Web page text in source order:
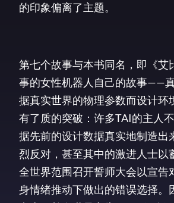
的印象偏离了主题。
第七个故事与本书同名，即《
事的女性机器人自己的故事——
据真实世界的物理参数而设计
有了质的突破：许多TAI的主人
据先前的设计数据真实地制造
烈反对，甚至其中的激进人士以
全世界范围召开誓师大会以宣
身情绪推动下做出的错误选择